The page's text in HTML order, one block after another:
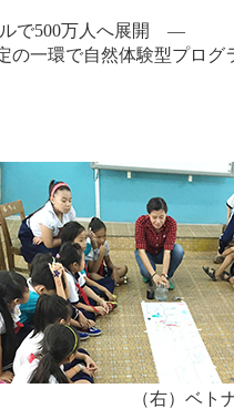
で500万人へ展開 ―
の一環で自然体験型プロ
（右）ベト